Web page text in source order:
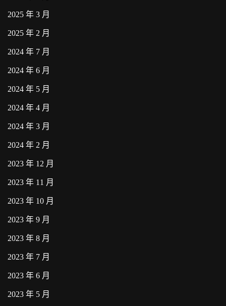
2025 年 3 月
2025 年 2 月
2024 年 7 月
2024 年 6 月
2024 年 5 月
2024 年 4 月
2024 年 3 月
2024 年 2 月
2023 年 12 月
2023 年 11 月
2023 年 10 月
2023 年 9 月
2023 年 8 月
2023 年 7 月
2023 年 6 月
2023 年 5 月